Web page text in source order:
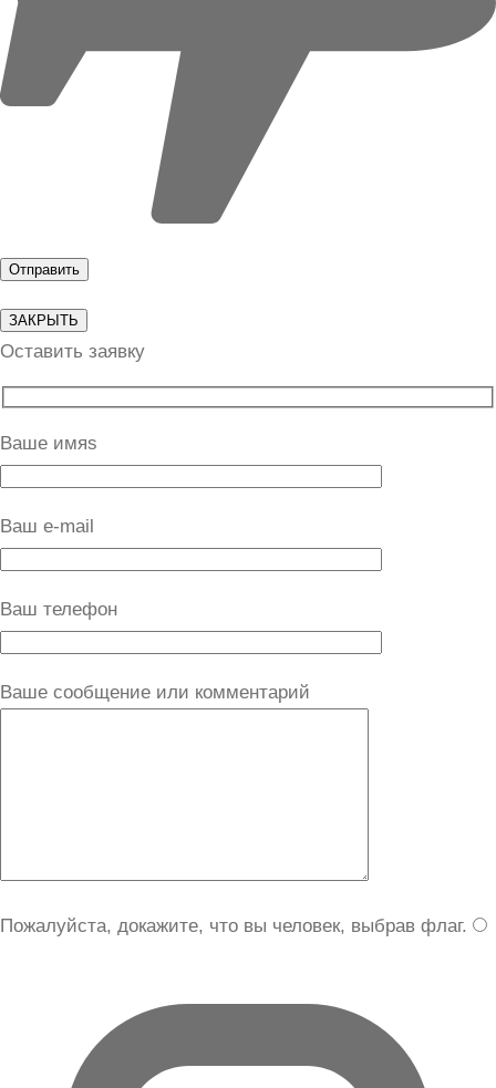
ЗАКРЫТЬ
Оставить заявку
Ваше имяs
Ваш e-mail
Ваш телефон
Ваше сообщение или комментарий
Пожалуйста, докажите, что вы человек, выбрав флаг.